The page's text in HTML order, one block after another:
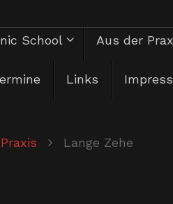
School Aus der
Links
Lange Zehe